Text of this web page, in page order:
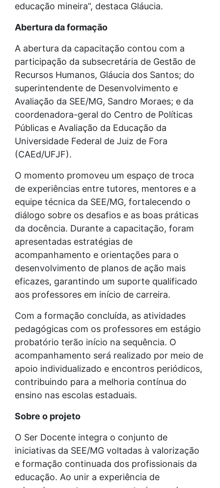
educação mineira”, destaca Gláucia.
Abertura da formação
A abertura da capacitação contou com a
participação da subsecretária de Gestão de
Recursos Humanos, Gláucia dos Santos; do
superintendente de Desenvolvimento e
Avaliação da SEE/MG, Sandro Moraes; e da
coordenadora-geral do Centro de Políticas
Públicas e Avaliação da Educação da
Universidade Federal de Juiz de Fora
(CAEd/UFJF).
O momento promoveu um espaço de troca
de experiências entre tutores, mentores e a
equipe técnica da SEE/MG, fortalecendo o
diálogo sobre os desafios e as boas práticas
da docência. Durante a capacitação, foram
apresentadas estratégias de
acompanhamento e orientações para o
desenvolvimento de planos de ação mais
eficazes, garantindo um suporte qualificado
aos professores em início de carreira.
Com a formação concluída, as atividades
pedagógicas com os professores em estágio
probatório terão início na sequência. O
acompanhamento será realizado por meio de
apoio individualizado e encontros periódicos,
contribuindo para a melhoria contínua do
ensino nas escolas estaduais.
Sobre o projeto
O Ser Docente integra o conjunto de
iniciativas da SEE/MG voltadas à valorização
e formação continuada dos profissionais da
educação. Ao unir a experiência de